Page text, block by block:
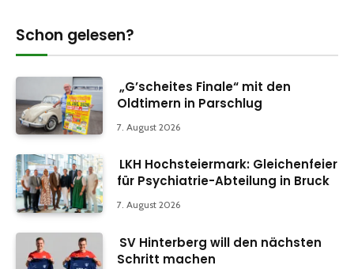
Schon gelesen?
„G’scheites Finale“ mit den
Oldtimern in Parschlug
7. August 2026
LKH Hochsteiermark: Gleichenfeier
für Psychiatrie-Abteilung in Bruck
7. August 2026
SV Hinterberg will den nächsten
Schritt machen